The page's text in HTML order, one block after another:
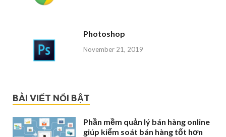
Photoshop
November 21, 2019
BÀI VIẾT NỔI BẬT
Phần mềm quản lý bán hàng online
giúp kiểm soát bán hàng tốt hơn